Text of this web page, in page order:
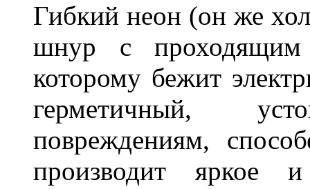
Гибкий неон (он же
шнур с
которому бежит
герметичный,
повреждениям,
производит яркое